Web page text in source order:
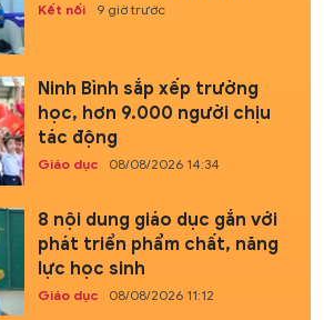
Kết nối 9 giờ trước
Ninh Bình sắp xếp trường
học, hơn 9.000 người chịu
tác động
Giáo dục 08/08/2026 14:34
8 nội dung giáo dục gắn với
phát triển phẩm chất, năng
lực học sinh
Giáo dục 08/08/2026 11:12